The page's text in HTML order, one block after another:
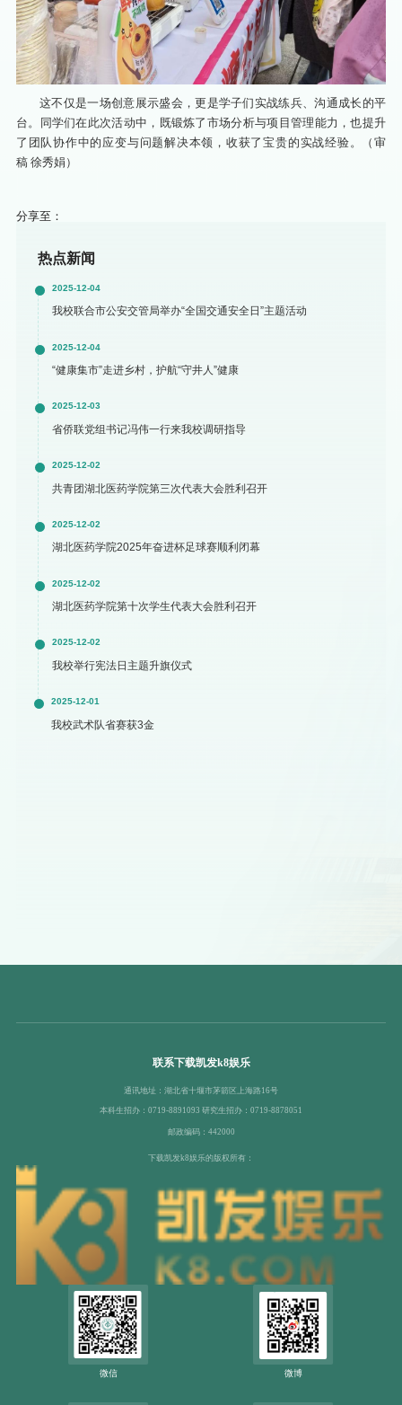
这不仅是一场创意展示盛会，更是学子们实战练兵、沟通成长的平
台。同学们在此次活动中，既锻炼了市场分析与项目管理能力，也提升
了团队协作中的应变与问题解决本领，收获了宝贵的实战经验。
（审
稿 徐秀娟）
分享至：
热点新闻
2025-12-04
我校联合市公安交管局举办“全国交通安全日”主题活动
2025-12-04
“健康集市”走进乡村，护航“守井人”健康
2025-12-03
省侨联党组书记冯伟一行来我校调研指导
2025-12-02
共青团湖北医药学院第三次代表大会胜利召开
2025-12-02
湖北医药学院2025年奋进杯足球赛顺利闭幕
2025-12-02
湖北医药学院第十次学生代表大会胜利召开
2025-12-02
我校举行宪法日主题升旗仪式
2025-12-01
我校武术队省赛获3金
联系下载凯发k8娱乐
通讯地址：湖北省十堰市茅箭区上海路16号
本科生招办：0719-8891093 研究生招办：0719-8878051
邮政编码：442000
下载凯发k8娱乐的版权所有：
微信 微博